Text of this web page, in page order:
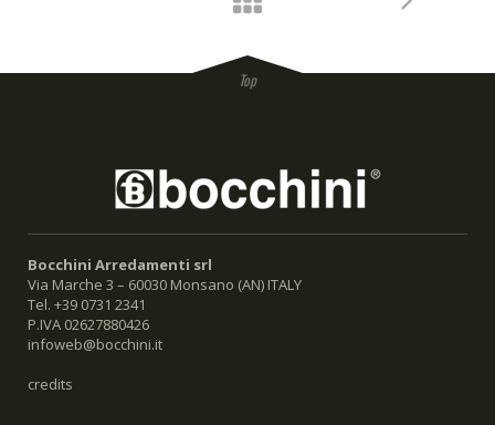
Bocchini Arredamenti srl
Via Marche 3 – 60030 Monsano (AN) ITALY
Tel. +39 0731 2341
P.IVA 02627880426
infoweb@bocchini.it
credits